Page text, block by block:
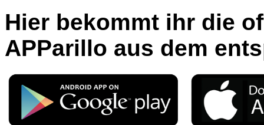
Hier bekommt ihr die
APParillo aus dem